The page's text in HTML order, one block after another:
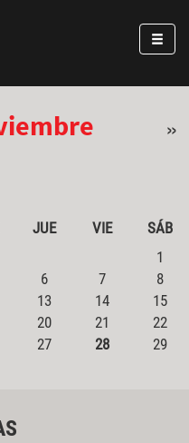
»
JUE VIE
SÁB
1
6 7
8
13 14
15
20 21
22
27 28
29